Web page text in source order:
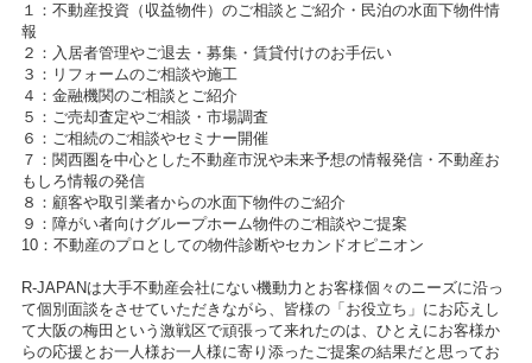
１：不動産投資（収益物件）のご相談とご紹介・民泊の水面下物件情
報
２：入居者管理やご退去・募集・賃貸付けのお手伝い
３：リフォームのご相談や施工
４：金融機関のご相談とご紹介
５：ご売却査定やご相談・市場調査
６：ご相続のご相談やセミナー開催
７：関西圏を中心とした不動産市況や未来予想の情報発信・不動産お
もしろ情報の発信
８：顧客や取引業者からの水面下物件のご紹介
９：障がい者向けグループホーム物件のご相談やご提案
10：不動産のプロとしての物件診断やセカンドオピニオン
R-JAPANは大手不動産会社にない機動力とお客様個々のニーズに沿っ
て個別面談をさせていただきながら、皆様の「お役立ち」にお応えし
て大阪の梅田という激戦区で頑張って来れたのは、ひとえにお客様か
らの応援とお一人様お一人様に寄り添ったご提案の結果だと思ってお